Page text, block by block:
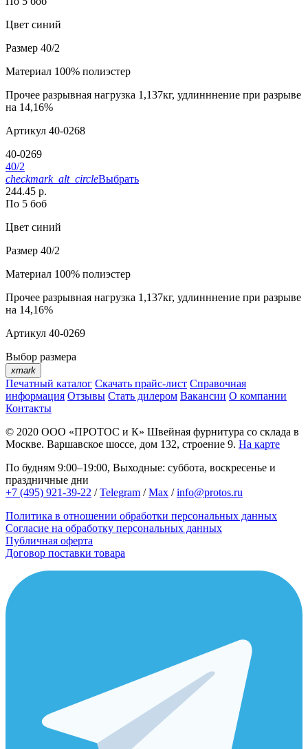
Цвет синий
Размер 40/2
Материал 100% полиэстер
Прочее разрывная нагрузка 1,137кг, удлинннение при разрыве
на 14,16%
Артикул 40-0268
40-0269
40/2
checkmark_alt_circleВыбрать
244.45 р.
По 5 боб
Цвет синий
Размер 40/2
Материал 100% полиэстер
Прочее разрывная нагрузка 1,137кг, удлинннение при разрыве
на 14,16%
Артикул 40-0269
Выбор размера
xmark
Печатный каталог Скачать прайс-лист Справочная
информация Отзывы Стать дилером Вакансии О компании
Контакты
© 2020 ООО «ПРОТОС и К» Швейная фурнитура со склада в
Москве. Варшавское шоссе, дом 132, строение 9. На карте
По будням 9:00–19:00, Выходные: суббота, воскресенье и
праздничные дни
+7 (495) 921-39-22 /Telegram /Max /info@protos.ru
Политика в отношении обработки персональных данных
Согласие на обработку персональных данных
Публичная оферта
Договор поставки товара